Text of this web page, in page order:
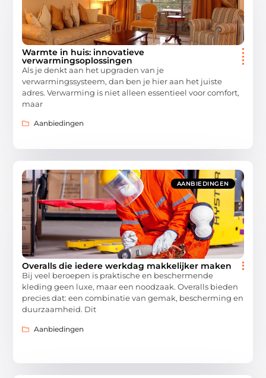
Warmte in huis: innovatieve
verwarmingsoplossingen
Als je denkt aan het upgraden van je
verwarmingssysteem, dan ben je hier aan het juiste
adres. Verwarming is niet alleen essentieel voor comfort,
maar
Aanbiedingen
AANBIEDINGEN
Overalls die iedere werkdag makkelijker maken
Bij veel beroepen is praktische en beschermende
kleding geen luxe, maar een noodzaak. Overalls bieden
precies dat: een combinatie van gemak, bescherming en
duurzaamheid. Dit
Aanbiedingen